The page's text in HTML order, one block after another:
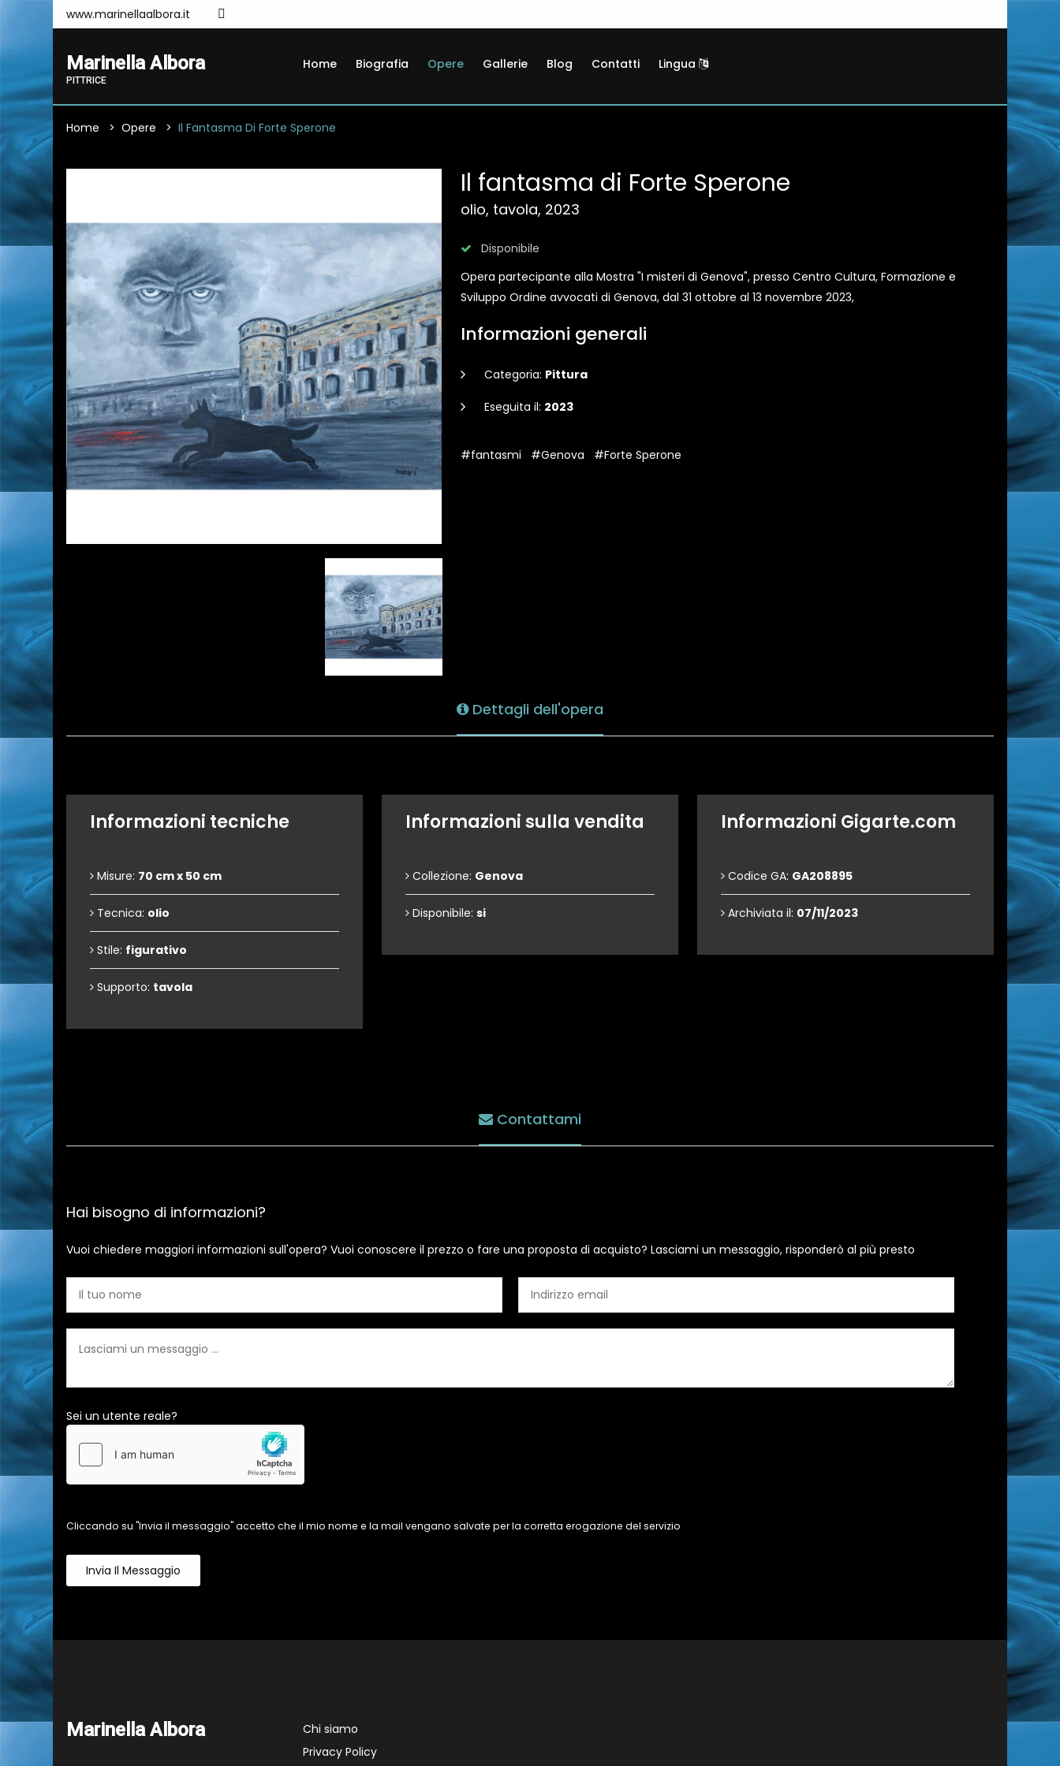
www.marinellaalbora.it
Marinella Albora
PITTRICE
Home Biografia Opere Gallerie Blog Contatti Lingua
Home Opere Il Fantasma Di Forte Sperone
Il fantasma di Forte Sperone
olio, tavola, 2023
Disponibile
Opera partecipante alla Mostra "I misteri di Genova", presso Centro Cultura, Formazione e
Sviluppo Ordine avvocati di Genova, dal 31 ottobre al 13 novembre 2023,
Informazioni generali
Categoria: Pittura
Eseguita il: 2023
#fantasmi #Genova #Forte Sperone
Dettagli dell'opera
Informazioni tecniche
Misure: 70 cm x 50 cm
Tecnica: olio
Stile: figurativo
Supporto: tavola
Informazioni sulla vendita
Collezione: Genova
Disponibile: si
Informazioni Gigarte.com
Codice GA: GA208895
Archiviata il: 07/11/2023
Contattami
Hai bisogno di informazioni?
Vuoi chiedere maggiori informazioni sull'opera? Vuoi conoscere il prezzo o fare una proposta di acquisto? Lasciami un messaggio, risponderò al più presto
Sei un utente reale?
Cliccando su "Invia il messaggio" accetto che il mio nome e la mail vengano salvate per la corretta erogazione del servizio
Invia Il Messaggio
Marinella Albora
Chi siamo
Privacy Policy